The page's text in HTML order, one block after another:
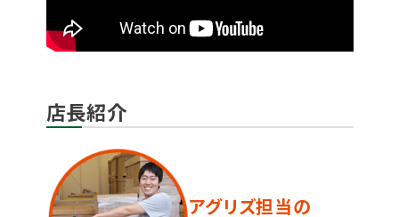
店長紹介
アグリズ担当の